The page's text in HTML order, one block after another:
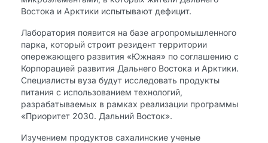
Востока и Арктики испытывают дефицит.
Лаборатория появится на базе агропромышленного
парка, который строит резидент территории
опережающего развития «Южная» по соглашению с
Корпорацией развития Дальнего Востока и Арктики.
Специалисты вуза будут исследовать продукты
питания с использованием технологий,
разрабатываемых в рамках реализации программы
«Приоритет 2030. Дальний Восток».
Изучением продуктов сахалинские ученые